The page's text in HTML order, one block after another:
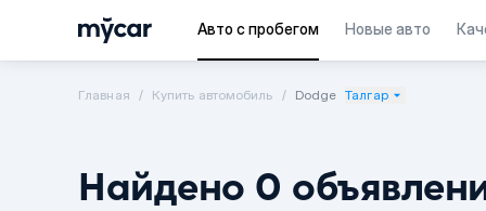
Авто с пробегом Новые авто
Главная Купить автомобиль Dodge Талгар
Найдено 0